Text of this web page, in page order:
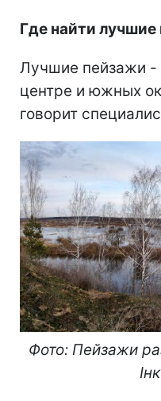
Где найти
Лучшие пейзажи -
центре и южных
говорит
Фото: Пейзажи